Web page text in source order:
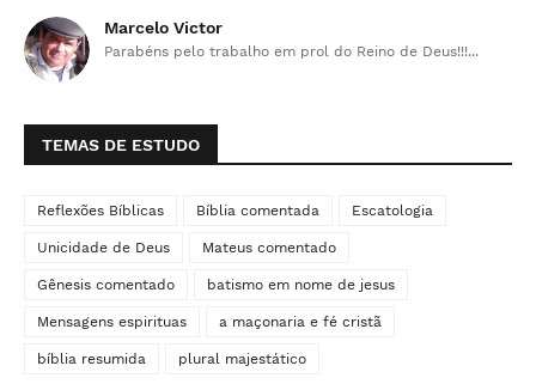
Marcelo Victor
Parabéns pelo trabalho em prol do Reino de Deus!!!...
TEMAS DE ESTUDO
Reflexões Bíblicas Bíblia comentada Escatologia
Unicidade de Deus Mateus comentado
Gênesis comentado batismo em nome de jesus
Mensagens espirituas a maçonaria e fé cristã
bíblia resumida plural majestático